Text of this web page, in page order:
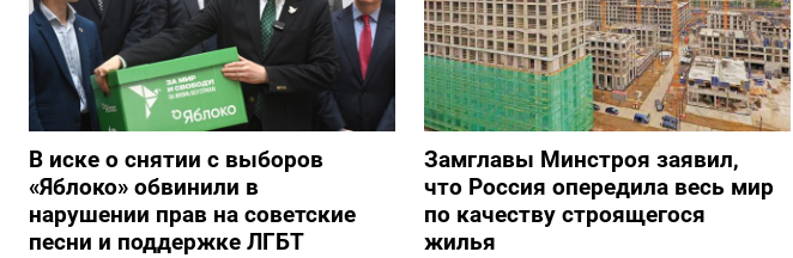
В иске о снятии с выборов
«Яблоко» обвинили в
нарушении прав на советские
песни и поддержке ЛГБТ
Замглавы Минстроя заявил,
что Россия опередила весь мир
по качеству строящегося
жилья